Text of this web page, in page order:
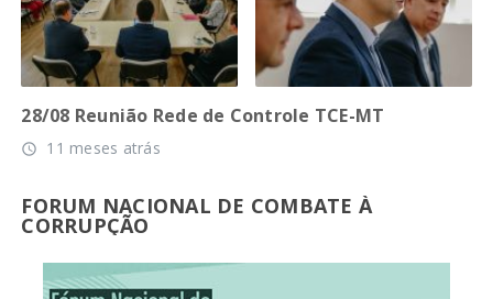
28/08 Reunião Rede de Controle TCE-MT
access_time 11 meses atrás
FORUM NACIONAL DE COMBATE À
CORRUPÇÃO